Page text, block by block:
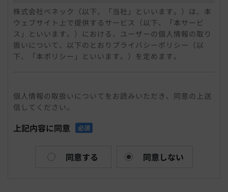
株式会社べネック（以下、「当社」といいます。）は、本
ウェブサイト上で提供するサービス（以下、「本サービ
ス」といいます。）における、ユーザーの個人情報の取り
扱いについて、以下のとおりプライバシーポリシー（以
下、「本ポリシー」といいます。）を定めます。
指すものとし、個人に関する情報であって、当該情報に含
まれる氏名、生年月日、住所、電話番号、メールアドレ
情報および容貌、指紋、声紋にかかるデータ、及び健康保
別できる情報（個人識別情報）を指します。
個人情報の取扱いについてをお読みいただき、同意の上送
信してください。
上記内容に同意 必須
同意する 同意しない